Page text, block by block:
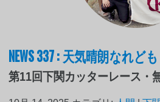
NEWS 337 : 天気晴朗なれども
第11回下関カッターレース・